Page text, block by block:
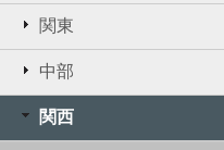
関東
中部
関西